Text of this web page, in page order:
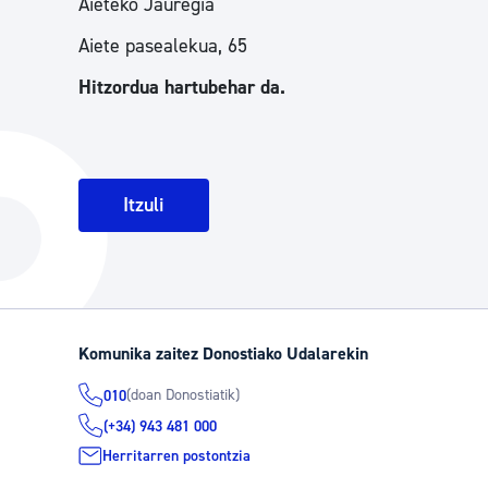
Aiete pasealekua, 65
Hitzordua hartubehar da.
Itzuli
Komunika zaitez Donostiako Udalarekin
010(doan Donostiatik)
(+34) 943 481 000
Herritarren postontzia